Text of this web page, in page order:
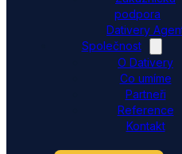
podpora
Dativery
Společnost
O Dativery
Co umíme
Partneři
Reference
Kontakt